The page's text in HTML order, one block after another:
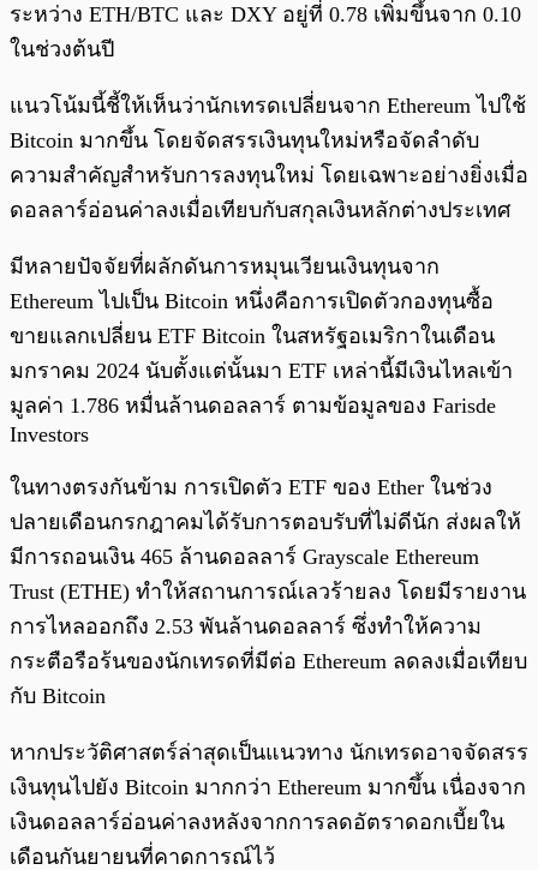
ระหว่าง ETH/BTC และ DXY อยู่ที่ 0.78 เพิ่มขึ้นจาก 0.10
ในช่วงต้นปี
แนวโน้มนี้ชี้ให้เห็นว่านักเทรดเปลี่ยนจาก Ethereum ไปใช้
Bitcoin มากขึ้น โดยจัดสรรเงินทุนใหม่หรือจัดลำดับ
ความสำคัญสำหรับการลงทุนใหม่ โดยเฉพาะอย่างยิ่งเมื่อ
ดอลลาร์อ่อนค่าลงเมื่อเทียบกับสกุลเงินหลักต่างประเทศ
มีหลายปัจจัยที่ผลักดันการหมุนเวียนเงินทุนจาก
Ethereum ไปเป็น Bitcoin หนึ่งคือการเปิดตัวกองทุนซื้อ
ขายแลกเปลี่ยน ETF Bitcoin ในสหรัฐอเมริกาในเดือน
มกราคม 2024 นับตั้งแต่นั้นมา ETF เหล่านี้มีเงินไหลเข้า
มูลค่า 1.786 หมื่นล้านดอลลาร์ ตามข้อมูลของ Farisde
Investors
ในทางตรงกันข้าม การเปิดตัว ETF ของ Ether ในช่วง
ปลายเดือนกรกฎาคมได้รับการตอบรับที่ไม่ดีนัก ส่งผลให้
มีการถอนเงิน 465 ล้านดอลลาร์ Grayscale Ethereum
Trust (ETHE) ทำให้สถานการณ์เลวร้ายลง โดยมีรายงาน
การไหลออกถึง 2.53 พันล้านดอลลาร์ ซึ่งทำให้ความ
กระตือรือร้นของนักเทรดที่มีต่อ Ethereum ลดลงเมื่อเทียบ
กับ Bitcoin
หากประวัติศาสตร์ล่าสุดเป็นแนวทาง นักเทรดอาจจัดสรร
เงินทุนไปยัง Bitcoin มากกว่า Ethereum มากขึ้น เนื่องจาก
เงินดอลลาร์อ่อนค่าลงหลังจากการลดอัตราดอกเบี้ยใน
เดือนกันยายนที่คาดการณ์ไว้